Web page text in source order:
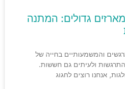
גדולים: המתנה
והמשמעותיים בחייה של
ולעיתים גם חששות.
אנחנו רוצים לחגוג